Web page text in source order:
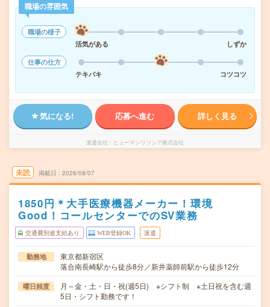
職場の雰囲気
職場の様子
活気がある
しずか
仕事の仕方
テキパキ
コツコツ
気になる! 応募へ進む 詳しく見る
派遣会社 ヒューマンリソシア株式会社
未読 掲載日 2026/08/07
1850円＊大手医療機器メーカー！環境
Good！コールセンターでのSV業務
交通費別途支給あり WEB登録OK 派遣
勤務地
東京都新宿区
落合南長崎駅から徒歩8分／新井薬師前駅から徒歩12分
曜日頻度
月～金・土・日・祝(週5日) ※シフト制 ※土日祝を含む週
5日・シフト勤務です！